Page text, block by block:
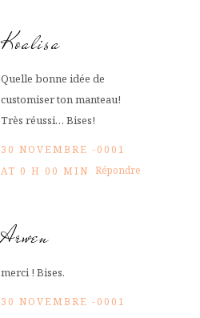
Koalisa
Quelle bonne idée de
customiser ton manteau!
Très réussi… Bises!
30 NOVEMBRE -0001
AT 0 H 00 MIN Répondre
Arwen
merci ! Bises.
30 NOVEMBRE -0001